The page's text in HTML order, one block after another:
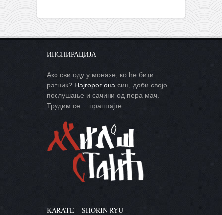
ИНСПИРАЦИЈА
Ако сви оду у монахе, ко ће бити
ратник? Најгорег оца син, доби своје
послушање и сачини од пера мач.
Трудим се… праштајте.
KARATE – SHORIN RYU